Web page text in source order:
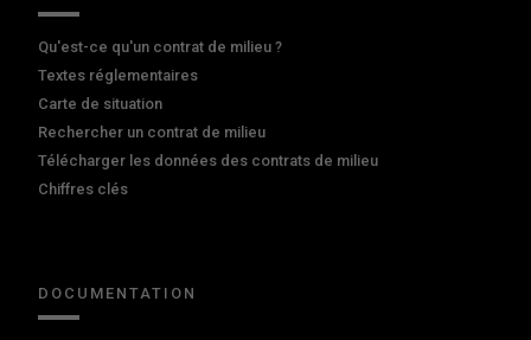
Qu'est-ce qu'un contrat de milieu ?
Textes réglementaires
Carte de situation
Rechercher un contrat de milieu
Télécharger les données des contrats de milieu
Chiffres clés
DOCUMENTATION